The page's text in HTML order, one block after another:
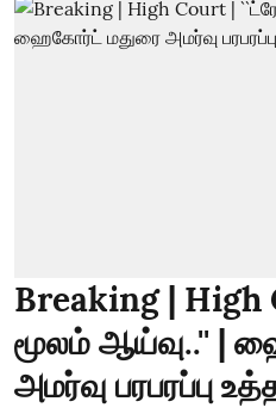
Breaking |
மூலம் ஆய்வு..'' |
அமர்வு பரபரப்பு